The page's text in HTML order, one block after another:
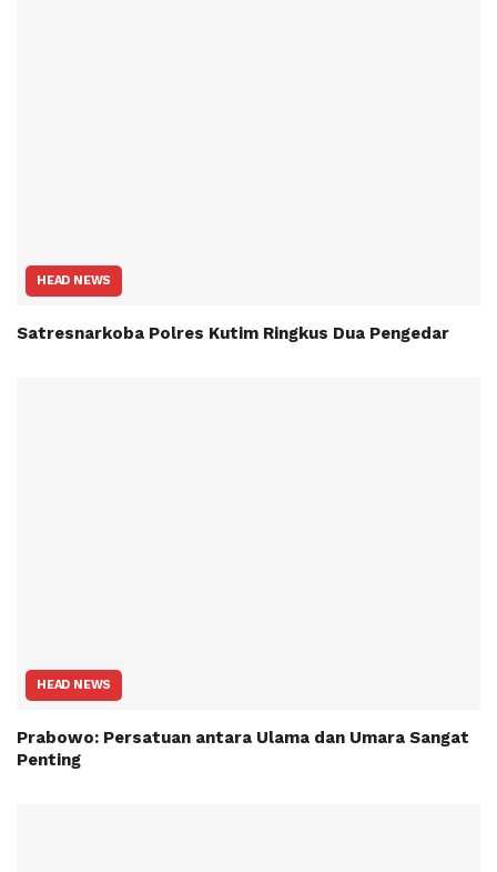
HEAD NEWS
Satresnarkoba Polres Kutim Ringkus Dua Pengedar
HEAD NEWS
Prabowo: Persatuan antara Ulama dan Umara Sangat
Penting